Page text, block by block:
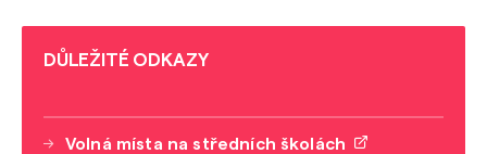
DŮLEŽITÉ ODKAZY
Volná místa na středních školách